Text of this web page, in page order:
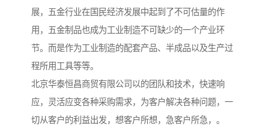
展，五金行业在国民经济发展中起到了不可估量的作
用，五金制品也成为工业制造不可缺少的一个产业环
节。而是作为工业制造的配套产品、半成品以及生产过
程所用工具等等。
北京华泰恒昌商贸有限公司以的团队和技术，快速响
应，灵活应变各种采购需求，为客户解决各种问题，一
切从客户的利益出发，想客户所想，急客户所急，。